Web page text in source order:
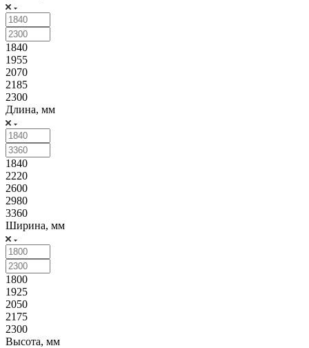
1840
1955
2070
2185
2300
Длина, мм
1840
2220
2600
2980
3360
Ширина, мм
1800
1925
2050
2175
2300
Высота, мм